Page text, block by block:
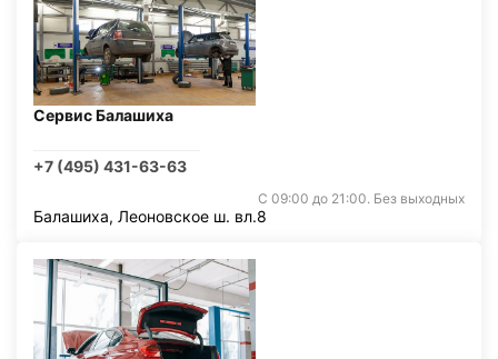
Сервис Балашиха
+7 (495) 431-63-63
С 09:00 до 21:00. Без выходных
Балашиха, Леоновское ш. вл.8